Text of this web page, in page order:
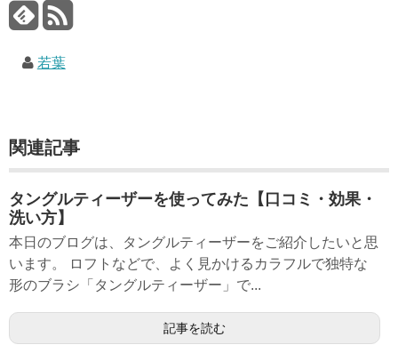
若葉
関連記事
タングルティーザーを使ってみた【口コミ・効果・
洗い方】
本日のブログは、タングルティーザーをご紹介したいと思
います。 ロフトなどで、よく見かけるカラフルで独特な
形のブラシ「タングルティーザー」で...
記事を読む